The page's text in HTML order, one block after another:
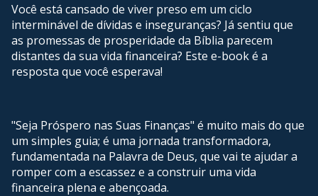
Você está cansado de viver preso em um ciclo
interminável de dívidas e inseguranças? Já sentiu que
as promessas de prosperidade da Bíblia parecem
distantes da sua vida financeira? Este e-book é a
resposta que você esperava!
"Seja Próspero nas Suas Finanças" é muito mais do que
um simples guia; é uma jornada transformadora,
fundamentada na Palavra de Deus, que vai te ajudar a
romper com a escassez e a construir uma vida
financeira plena e abençoada.